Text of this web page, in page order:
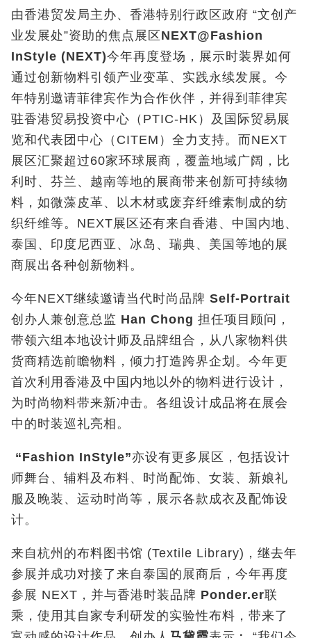
由香港贸发局主办、香港特别行政区政府 “文创产
业发展处”资助的焦点展区 NEXT@Fashion
InStyle (NEXT)今年再度登场，展示时装界如何
通过创新物料引领产业变革、实践永续发展。今
年特别邀请菲律宾作为合作伙伴，并得到菲律宾
驻香港贸易投资中心（PTIC-HK）及国际贸易展
览和代表团中心（CITEM）全力支持。而NEXT
展区汇聚超过60家环球展商，覆盖地域广阔，比
利时、芬兰、越南等地的展商带来创新可持续物
料，如微藻皮革、以木材或废弃纤维素制成的纺
织纤维等。NEXT展区还有来自香港、中国内地、
泰国、印度尼西亚、冰岛、瑞典、美国等地的展
商展出各种创新物料。
今年NEXT继续邀请当代时尚品牌 Self-Portrait
创办人兼创意总监 Han Chong 担任项目顾问，
带领六组本地设计师及品牌组合，从八家物料供
货商精选前瞻物料，倾力打造跨界企划。今年更
首次利用香港及中国内地以外的物料进行设计，
为时尚物料带来新冲击。各组设计成品将在展会
中的时装巡礼亮相。
“Fashion InStyle”亦设有更多展区，包括设计
师舞台、辅料及布料、时尚配饰、女装、新娘礼
服及晚装、运动时尚等，展示各款成衣及配饰设
计。
来自杭州的布料图书馆 (Textile Library)，继去年
参展并成功对接了来自泰国的展商后，今年再度
参展 NEXT，并与香港时装品牌 Ponder.er联
乘，使用其自家专利研发的实验性布料，带来了